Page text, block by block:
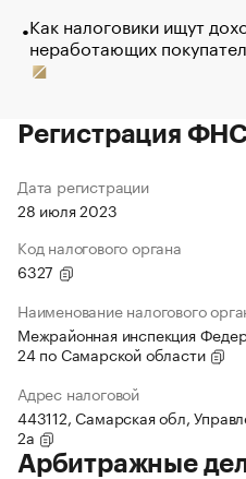
Как налоговики ищут
неработающих
Регистрация
Дата регистрации
28 июля 2023
Код налогового органа
6327
Наименование налогового
Межрайонная инспекция
24 по Самарской области
Адрес налоговой
443112, Самарская обл,
2а
Арбитражные